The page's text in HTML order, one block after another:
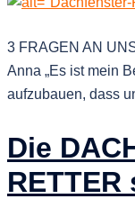
3 FRAGEN AN
Anna „Es ist mein
aufzubauen, dass
Die